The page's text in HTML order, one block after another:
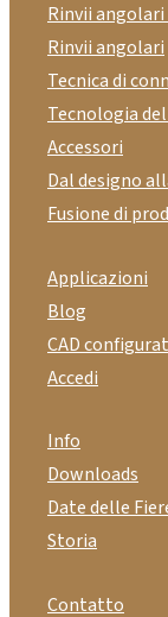
Rinvii angolari
Rinvii angolari
Tecnica di
Tecnologia
Accessori
Dal designo
Fusione di
Applicazioni
Blog
CAD
Accedi
Info
Downloads
Date delle
Storia
Contatto